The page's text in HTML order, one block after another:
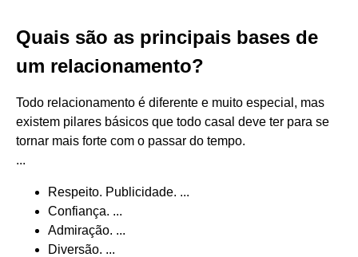
Quais são as principais bases de
um relacionamento?
Todo relacionamento é diferente e muito especial, mas
existem pilares básicos que todo casal deve ter para se
tornar mais forte com o passar do tempo.
...
Respeito. Publicidade. ...
Confiança. ...
Admiração. ...
Diversão. ...